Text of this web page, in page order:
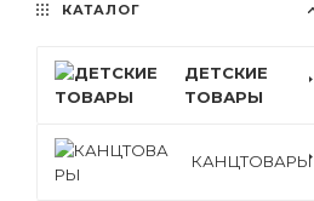
КАТАЛОГ
ДЕТСКИЕ
ТОВАРЫ
КАНЦТОВАРЫ